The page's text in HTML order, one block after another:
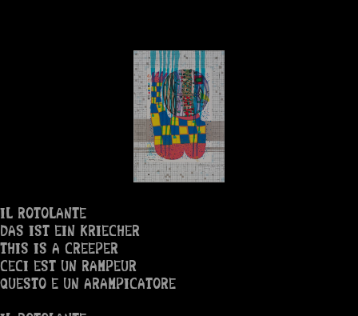
IL ROTOLANTE
DAS IST EIN KRIECHER
THIS IS A CREEPER
CECI EST UN RAMPEUR
QUESTO E UN ARAMPICATORE